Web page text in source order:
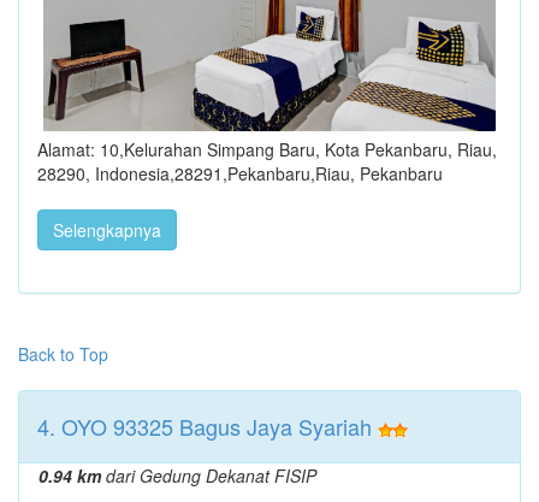
Alamat: 10,Kelurahan Simpang Baru, Kota Pekanbaru, Riau,
28290, Indonesia,28291,Pekanbaru,Riau, Pekanbaru
Selengkapnya
Back to Top
4. OYO 93325 Bagus Jaya Syariah
0.94 kmdari Gedung Dekanat FISIP